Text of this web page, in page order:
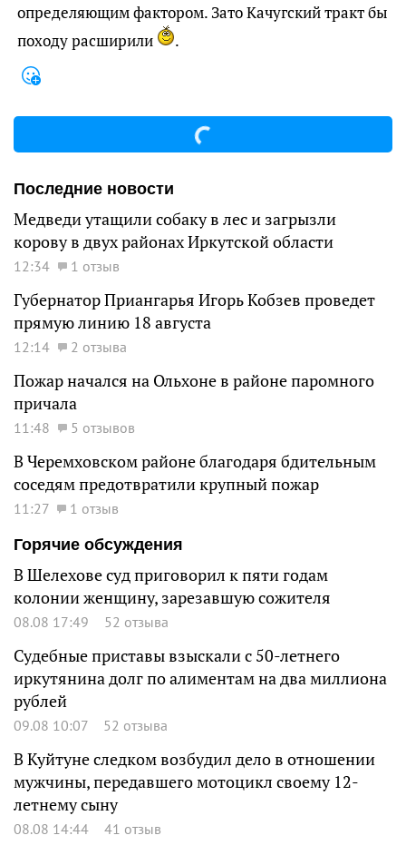
определяющим фактором. Зато Качугский тракт бы
походу расширили
.
Последние новости
Медведи утащили собаку в лес и загрызли
корову в двух районах Иркутской области
12:34 1 отзыв
Губернатор Приангарья Игорь Кобзев проведет
прямую линию 18 августа
12:14 2 отзыва
Пожар начался на Ольхоне в районе паромного
причала
11:48 5 отзывов
В Черемховском районе благодаря бдительным
соседям предотвратили крупный пожар
11:27
1 отзыв
Горячие обсуждения
В Шелехове суд приговорил к пяти годам
колонии женщину, зарезавшую сожителя
08.08 17:49 52 отзыва
Судебные приставы взыскали с 50-летнего
иркутянина долг по алиментам на два миллиона
рублей
09.08 10:07 52 отзыва
В Куйтуне следком возбудил дело в отношении
мужчины, передавшего мотоцикл своему 12-
летнему сыну
08.08 14:44 41 отзыв